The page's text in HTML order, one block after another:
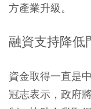
方產業升級。
融資支持降
資金取得一直是
冠志表示，政府